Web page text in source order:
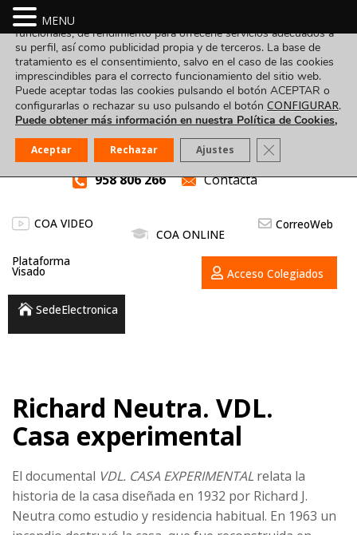
958 806 266 Contacta
COA VIDEO
COA ONLINE
CorreoWeb
Plataforma
Visado Acceso Colegiados
SedeElectronica
Richard Neutra. VDL.
Casa experimental
El documental VDL. CASA EXPERIMENTAL relata la
historia de la casa diseñada en 1932 por Richard J.
Neutra como estudio y residencia habitual. En 1963 un
MENU
Utilizamos cookies propias y de terceros para fines analíticos,
funcionales, de rendimiento para ofrecerle servicios adecuados a
su perfil, así como publicidad propia y de terceros. La base de
tratamiento es el consentimiento, salvo en el caso de las cookies
imprescindibles para el correcto funcionamiento del sitio web.
Puede aceptar todas las cookies pulsando el botón ACEPTAR o
configurarlas o rechazar su uso pulsando el botón CONFIGURAR.
Puede obtener más información en nuestra Política de Cookies,
Aceptar Rechazar Ajustes Cerrar el banner